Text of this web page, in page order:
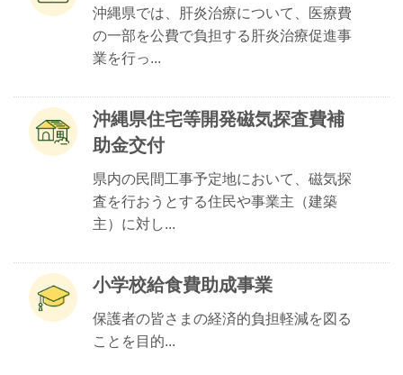
沖縄県では、肝炎治療について、医療費
の一部を公費で負担する肝炎治療促進事
業を行っ...
沖縄県住宅等開発磁気探査費補
助金交付
県内の民間工事予定地において、磁気探
査を行おうとする住民や事業主（建築
主）に対し...
小学校給食費助成事業
保護者の皆さまの経済的負担軽減を図る
ことを目的...